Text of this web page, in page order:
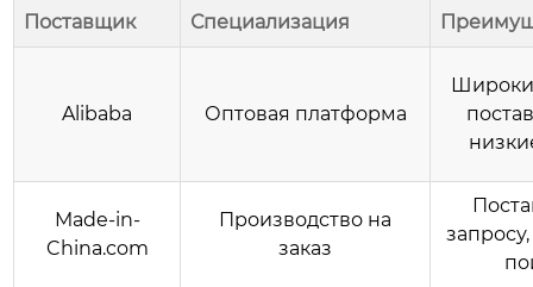
Поставщик Специализация
Alibaba Оптовая платформа
Made-in-
China.com
Производство на
заказ